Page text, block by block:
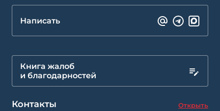
Написать
Книга жалоб
и благодарностей
Контакты Открыть